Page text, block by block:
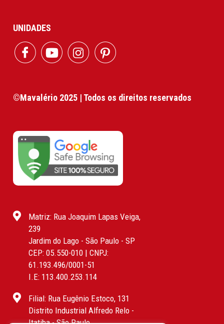
UNIDADES
©Mavalério 2025 | Todos os direitos reservados
Matriz: Rua Joaquim Lapas Veiga,
239
Jardim do Lago - São Paulo - SP
CEP: 05.550-010 | CNPJ:
61.193.496/0001-51
I.E: 113.400.253.114
Filial: Rua Eugênio Estoco, 131
Distrito Industrial Alfredo Relo -